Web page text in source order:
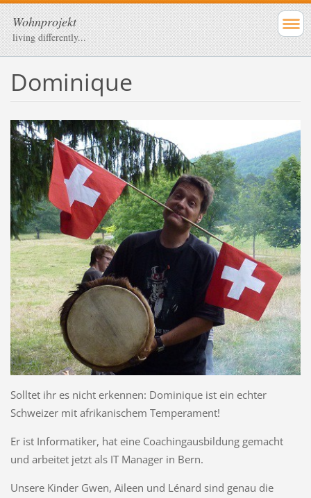
Wohnprojekt
living differently...
Dominique
Solltet ihr es nicht erkennen: Dominique ist ein echter
Schweizer mit afrikanischem Temperament!
Er ist Informatiker, hat eine Coachingausbildung gemacht
und arbeitet jetzt als IT Manager in Bern.
Unsere Kinder Gwen, Aileen und Lénard sind genau die